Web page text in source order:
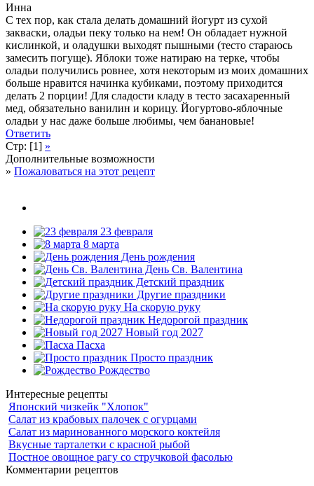
Инна
С тех пор, как стала делать домашний йогурт из сухой
закваски, оладьи пеку только на нем! Он обладает нужной
кислинкой, и оладушки выходят пышными (тесто стараюсь
замесить погуще). Яблоки тоже натираю на терке, чтобы
оладьи получились ровнее, хотя некоторым из моих домашних
больше нравится начинка кубиками, поэтому приходится
делать 2 порции! Для сладости кладу в тесто засахаренный
мед, обязательно ванилин и корицу. Йогуртово-яблочные
оладьи у нас даже больше любимы, чем банановые!
Ответить
Стр: [1] »
Дополнительные возможности
» Пожаловаться на этот рецепт
23 февраля
8 марта
День рождения
День Св. Валентина
Детский праздник
Другие праздники
На скорую руку
Недорогой праздник
Новый год 2027
Пасха
Просто праздник
Рождество
Интересные рецепты
Японский чизкейк "Хлопок"
Салат из крабовых палочек с огурцами
Салат из маринованного морского коктейля
Вкусные тарталетки с красной рыбой
Постное овощное рагу со стручковой фасолью
Комментарии рецептов